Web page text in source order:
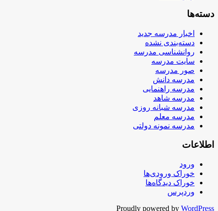
دسته‌ها
اخبار مدرسه جدید
دسته‌بندی نشده
روانشناسی مدرسه
سایت مدرسه
صور مدرسه
مدرسه دانش
مدرسه راهنمایی
مدرسه شاهد
مدرسه شبانه روزی
مدرسه معلم
مدرسه نمونه دولتی
اطلاعات
ورود
خوراک ورودی‌ها
خوراک دیدگاه‌ها
وردپرس
Proudly powered by WordPress